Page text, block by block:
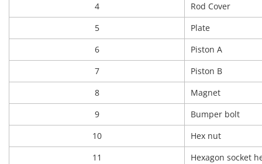
4
Rod Cover
5
Plate
6
Piston A
7
Piston B
8
Magnet
9
Bumper bolt
10
Hex nut
11
Hexagon socket